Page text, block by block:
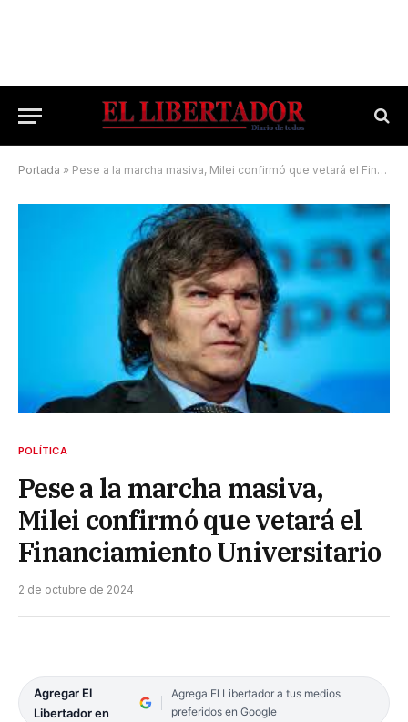
Portada » Pese a la marcha masiva, Milei confirmó que vetará el Financiamiento Universitario
POLÍTICA
Pese a la marcha masiva,
Milei confirmó que vetará el
Financiamiento Universitario
2 de octubre de 2024
Agregar El
Libertador en
Agrega El Libertador a tus medios
preferidos en Google